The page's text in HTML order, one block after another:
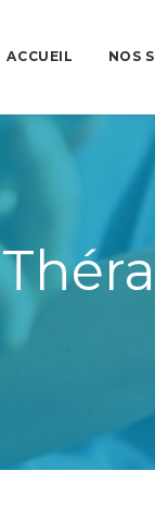
ACCUEIL NOS